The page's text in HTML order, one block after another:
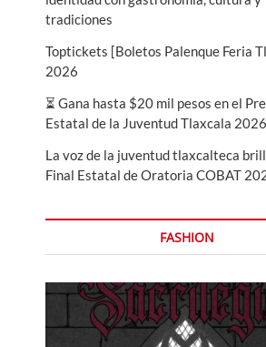
tradiciones
Toptickets [Boletos Palenque Feria
2026
⏳ Gana hasta $20 mil pesos en el
Estatal de la Juventud Tlaxcala 2026
La voz de la juventud tlaxcalteca
Final Estatal de Oratoria COBAT
FASHION